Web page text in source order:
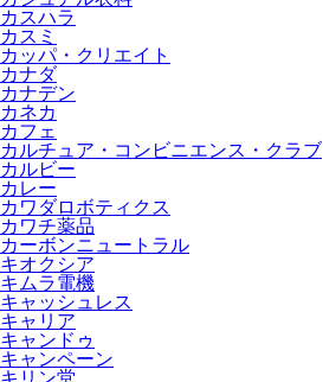
カスハラ
カスミ
カッパ・クリエイト
カナダ
カナデン
カネカ
カフェ
カルチュア・コンビニエンス・クラブ
カルビー
カレー
カワダロボティクス
カワチ薬品
カーボンニュートラル
キオクシア
キムラ電機
キャッシュレス
キャリア
キャンドゥ
キャンペーン
キリン堂